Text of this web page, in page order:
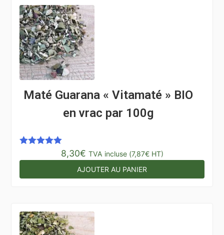
Maté Guarana « Vitamaté » BIO
en vrac par 100g
8,30€ TVA incluse (7,87€HT)
AJOUTER AU PANIER